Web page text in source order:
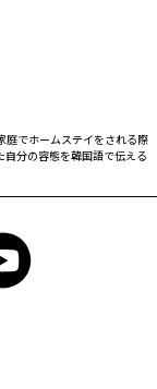
でホームステイをされる際
分の容態を韓国語で伝える